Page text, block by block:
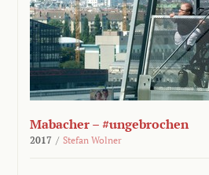
Mabacher – #ungebrochen
2017 / Stefan Wolner